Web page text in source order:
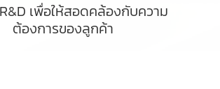
เพื่อให้สอดคล้องกับความ
ต้องการของลูกค้า